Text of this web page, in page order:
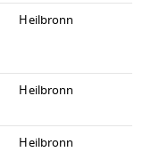
Heilbronn
Heilbronn
Heilbronn